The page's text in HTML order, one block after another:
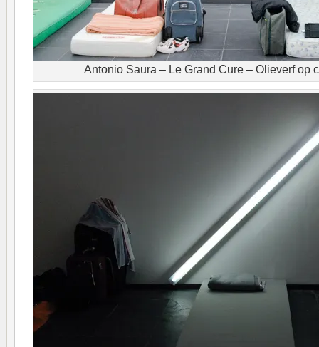
Antonio Saura – Le Grand Cure – Olieverf op